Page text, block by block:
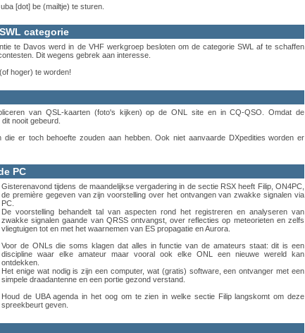
uba [dot] be (mailtje) te sturen.
categorie
te Davos werd in de VHF werkgroep besloten om de categorie SWL af te schaffen
Dit wegens gebrek aan interesse.
hoger) te worden!
van QSL-kaarten (foto's kijken) op de ONL site en in CQ-QSO. Omdat de
nooit gebeurd.
er toch behoefte zouden aan hebben. Ook niet aanvaarde DXpedities worden er
PC
Gisterenavond tijdens de maandelijkse vergadering in de sectie RSX heeft Filip, ON4PC,
de première gegeven van zijn voorstelling over het ontvangen van zwakke signalen via
PC.
De voorstelling behandelt tal van aspecten rond het registreren en analyseren van
zwakke signalen gaande van QRSS ontvangst, over reflecties op meteorieten en zelfs
vliegtuigen tot en met het waarnemen van ES propagatie en Aurora.
Voor de ONLs die soms klagen dat alles in functie van de amateurs staat: dit is een
discipline waar elke amateur maar vooral ook elke ONL een nieuwe wereld kan
ontdekken.
Het enige wat nodig is zijn een computer, wat (gratis) software, een ontvanger met een
simpele draadantenne en een portie gezond verstand.
Houd de UBA agenda in het oog om te zien in welke sectie Filip langskomt om deze
spreekbeurt geven.